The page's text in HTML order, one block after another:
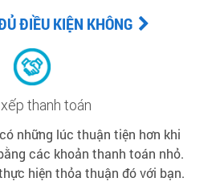
ĐIỀU KIỆN KHÔNG
thanh toán
những lúc thuận tiện hơn khi
các khoản thanh toán nhỏ.
hiện thỏa thuận đó với bạn.